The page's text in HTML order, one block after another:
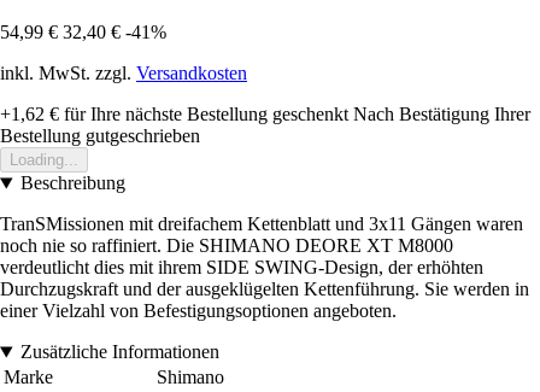
54,99 € 32,40 € -41%
inkl. MwSt. zzgl. Versandkosten
+1,62 € für Ihre nächste Bestellung geschenkt Nach Bestätigung Ihrer
Bestellung gutgeschrieben
Loading...
Beschreibung
TranSMissionen mit dreifachem Kettenblatt und 3x11 Gängen waren
noch nie so raffiniert. Die SHIMANO DEORE XT M8000
verdeutlicht dies mit ihrem SIDE SWING-Design, der erhöhten
Durchzugskraft und der ausgeklügelten Kettenführung. Sie werden in
einer Vielzahl von Befestigungsoptionen angeboten.
Zusätzliche Informationen
Marke
Shimano